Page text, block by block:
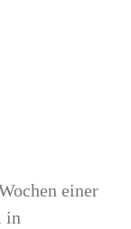
einer
in